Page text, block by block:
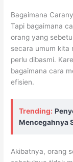
Bagaimana
Tapi bagaimana
orang yang
secara umum kita
perlu dibasmi.
bagaimana cara
efisien.
Trending:
Mencegahnya
Akibatnya, orang